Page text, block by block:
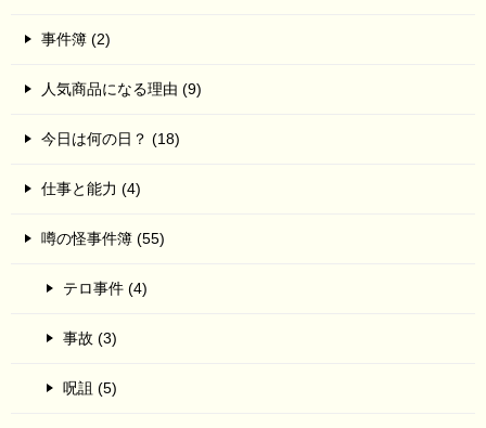
事件簿 (2)
人気商品になる理由 (9)
今日は何の日？ (18)
仕事と能力 (4)
噂の怪事件簿 (55)
テロ事件 (4)
事故 (3)
呪詛 (5)